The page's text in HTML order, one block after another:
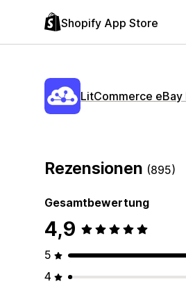
Shopify App Store
LitCommerce eBay
Rezensionen (895)
Gesamtbewertung
4,9
5
4